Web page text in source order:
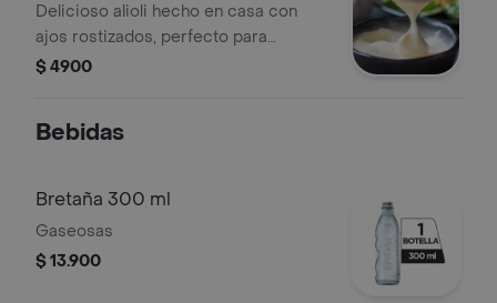
Delicioso alioli hecho en casa con
ajos rostizados, perfecto para
acompañar tus comidas
$ 4900
Bebidas
Bretaña 300 ml
Gaseosas
$ 13.900